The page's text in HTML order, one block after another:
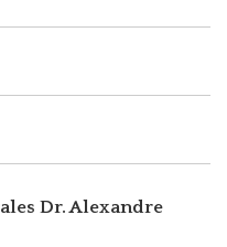
Dr. Alexandre